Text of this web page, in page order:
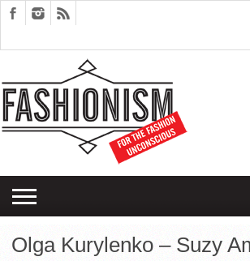
EDITORIALS
COUPLES
THERAPY
SARTORIAGRAM
Olga Kurylenko – Suzy